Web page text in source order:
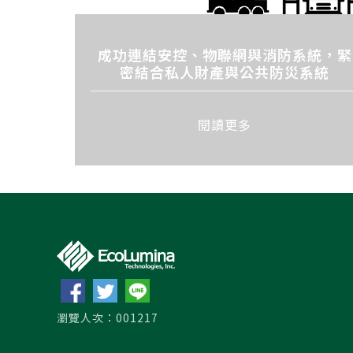
成功連結安控、物聯網與消防系統，緊
密結合私人財產與公共防災系統
閱讀更多
瀏覽人次：001217